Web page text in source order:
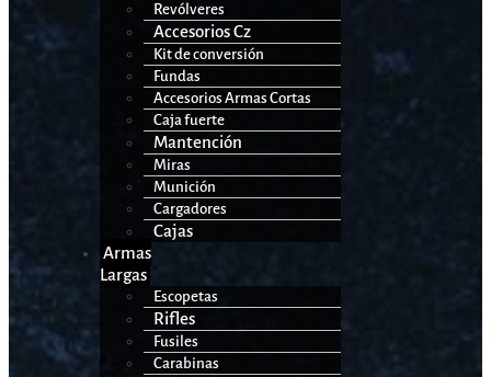
Revólveres
Accesorios Cz
Kit de conversión
Fundas
Accesorios Armas Cortas
Caja fuerte
Mantención
Miras
Munición
Cargadores
Cajas
Armas
Largas
Escopetas
Rifles
Fusiles
Carabinas